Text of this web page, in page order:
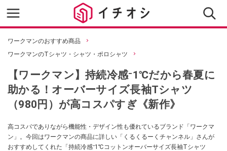
ワークマンのおすすめ商品
ワークマンのTシャツ・シャツ・ポロシャツ
【ワークマン】持続冷感⁻1℃だから春夏に
助かる！オーバーサイズ長袖Tシャツ
（980円）が高コスパすぎ《新作》
高コスパでありながら機能性・デザイン性も優れているブランド「ワークマ
ン」。今回はワークマンの商品に詳しい「くるくるーくチャンネル」さんが
おすすめしてくれた「持続冷感⁻1℃コットンオーバーサイズ長袖Tシャツ